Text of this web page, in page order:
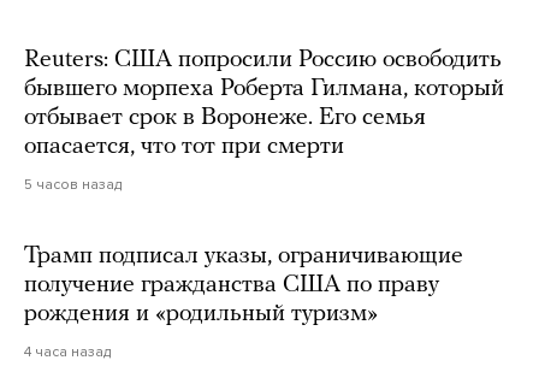
Reuters: США попросили Россию освободить
бывшего морпеха Роберта Гилмана, который
отбывает срок в Воронеже. Его семья
опасается, что тот при смерти
5 часов назад
Трамп подписал указы, ограничивающие
получение гражданства США по праву
рождения и «родильный туризм»
4 часа назад